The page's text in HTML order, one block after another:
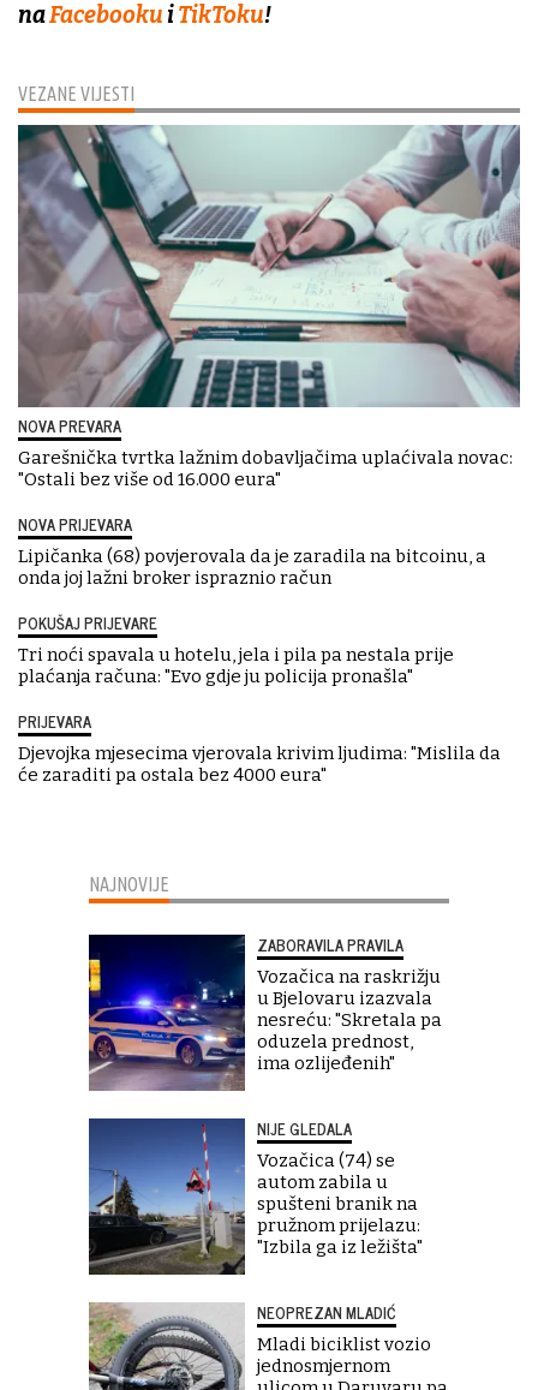
VEZANE VIJESTI
NOVA PREVARA
Garešnička tvrtka lažnim dobavljačima uplaćivala novac:
"Ostali bez više od 16.000 eura"
NOVA PRIJEVARA
Lipičanka (68) povjerovala da je zaradila na bitcoinu, a
onda joj lažni broker ispraznio račun
POKUŠAJ PRIJEVARE
Tri noći spavala u hotelu, jela i pila pa nestala prije
plaćanja računa: "Evo gdje ju policija pronašla"
PRIJEVARA
Djevojka mjesecima vjerovala krivim ljudima: "Mislila da
će zaraditi pa ostala bez 4000 eura"
naFacebookuiTikToku!
NAJNOVIJE
ZABORAVILA PRAVILA
Vozačica na raskrižju
u Bjelovaru izazvala
nesreću: "Skretala pa
oduzela prednost,
ima ozlijeđenih"
NIJE GLEDALA
Vozačica (74) se
autom zabila u
spušteni branik na
pružnom prijelazu:
"Izbila ga iz ležišta"
NEOPREZAN MLADIĆ
Mladi biciklist vozio
jednosmjernom